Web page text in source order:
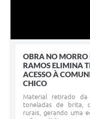
OBRA NO MORRO
RAMOS ELIMINA
ACESSO À
CHICO
Material retirado
toneladas de brita,
rurais, gerando uma